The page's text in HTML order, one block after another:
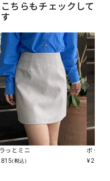
ちらもチェックして
っとミニ
(税込)
ボタン
¥2,277